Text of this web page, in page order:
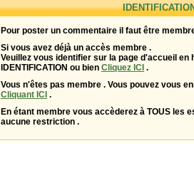
Pour poster un commentaire il faut être
Si vous avez déjà un accès membre .
Veuillez vous identifier sur la page d'accueil en
IDENTIFICATION ou bien Cliquez ICI .
Vous n'êtes pas membre . Vous pouvez vous
Cliquant ICI .
En étant membre vous accèderez à TOUS les
aucune restriction .